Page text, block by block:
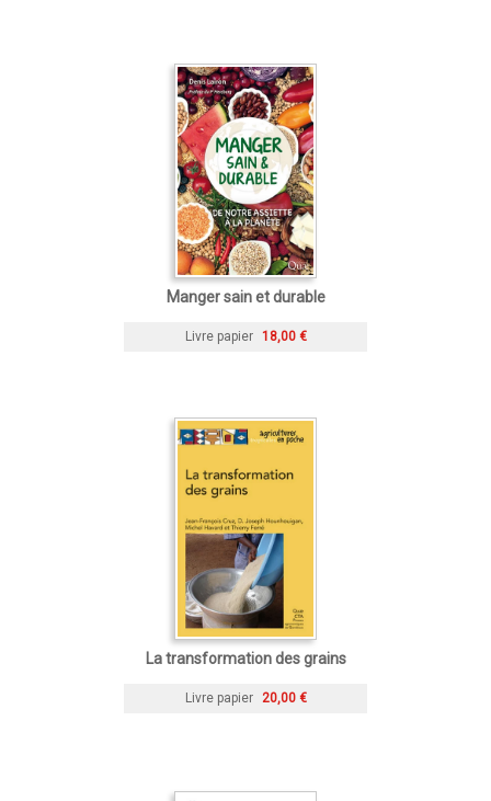
Manger sain et durable
Livre papier 18,00 €
La transformation des grains
Livre papier 20,00 €